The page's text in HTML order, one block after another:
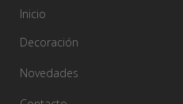
Inicio
Decoración
Novedades